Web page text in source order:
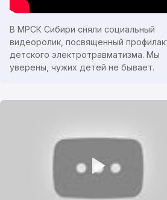
В МРСК Сибири сняли социальный
видеоролик, посвященный
детского электротравматизма. Мы
уверены, чужих детей не бывает.